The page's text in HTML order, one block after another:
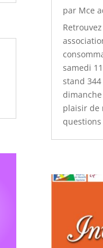
par Mce
samedi
stand 344
plaisir de